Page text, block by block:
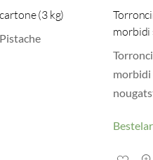
(3 kg)
morbidi
morbidi